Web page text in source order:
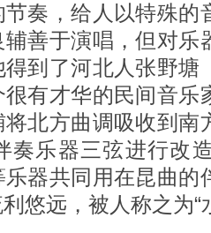
奏，给人以特殊的
善于演唱，但对乐
到了河北人张野塘
有才华的民间音乐
北方曲调吸收到南
奏乐器三弦进行改
器共同用在昆曲的
悠远，被人称之为“